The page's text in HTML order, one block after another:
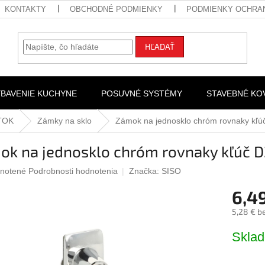
KONTAKTY OBCHODNÉ PODMIENKY PODMIENKY
HĽADAŤ
KUCHYNE POSUVNÉ SYSTÉMY STAVEBNÉ
Zámky na sklo Zámok na jednosklo chróm rovnaky
na jednosklo chróm rovnaky kľúč
Podrobnosti hodnotenia Značka: SISO
5,28 €
cena: